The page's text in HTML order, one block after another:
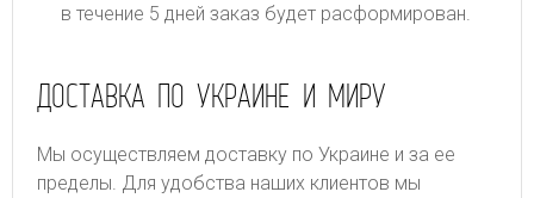
в течение 5 дней заказ будет расформирован.
ДОСТАВКА ПО УКРАИНЕ И МИРУ
Мы осуществляем доставку по Украине и за ее
пределы. Для удобства наших клиентов мы